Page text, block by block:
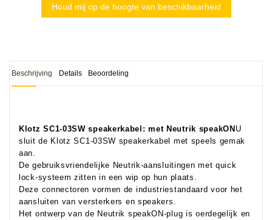
Houd mij op de hoogte van beschikbaarheid
Beschrijving Details Beoordeling
Klotz SC1-03SW speakerkabel: met Neutrik speakON U
sluit de Klotz SC1-03SW speakerkabel met speels gemak
aan.
De gebruiksvriendelijke Neutrik-aansluitingen met quick
lock-systeem zitten in een wip op hun plaats.
Deze connectoren vormen de industriestandaard voor het
aansluiten van versterkers en speakers.
Het ontwerp van de Neutrik speakON-plug is oerdegelijk en